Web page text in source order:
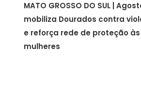
MATO GROSSO DO SUL |
mobiliza Dourados contra
e reforça rede de proteção às
mulheres